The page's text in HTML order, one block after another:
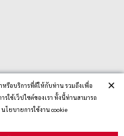
หรือบริการที่ดีให้กับท่าน รวมถึงเพื่อ
ใช้เว็ปไซต์ของเรา ทั้งนี้ท่านสามารถ
โยบายการใช้งาน cookie
×